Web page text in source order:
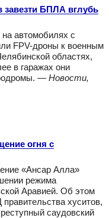
завезти БПЛА вглубь
автомобилях с
FPV-дроны к военным
областях,
в гаражах они
— Новости,
огня с
«Ансар Алла»
режима
Аравией. Об этом
хуситов,
саудовский